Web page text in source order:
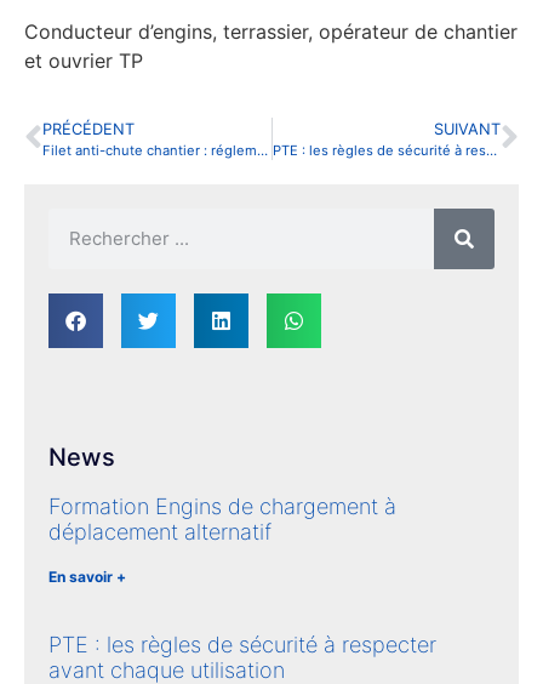
Conducteur d’engins, terrassier, opérateur de chantier
et ouvrier TP
PRÉCÉDENT
Filet anti-chute chantier : réglementation, normes et obligations en 2026
SUIVANT
PTE : les règles de sécurité à respecter avant chaque utilisation
News
Formation Engins de chargement à
déplacement alternatif
En savoir +
PTE : les règles de sécurité à respecter
avant chaque utilisation